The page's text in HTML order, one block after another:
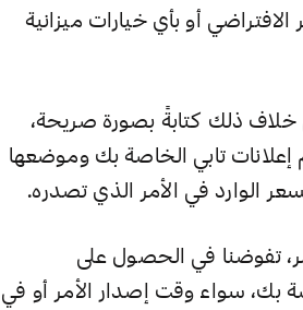
أو بأي خيارات ميزانية
خلاف ذلك كتابةً بصورة صريحة،
إعلانات تابي الخاصة بك وموضعها
الوارد في الأمر الذي تصدره.
تفوضنا في الحصول على
بك، سواء وقت إصدار الأمر أو في